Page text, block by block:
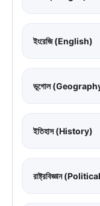
ইংরেজি (English)
ভূগোল
ইতিহাস (History)
রাষ্ট্রবিজ্ঞান